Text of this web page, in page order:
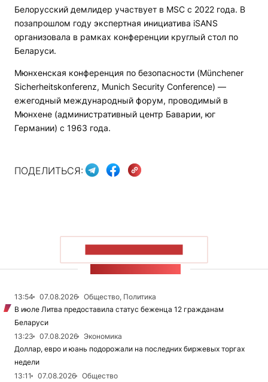
Белорусский демлидер участвует в MSC с 2022 года. В
позапрошлом году экспертная инициатива iSANS
организовала в рамках конференции круглый стол по
Беларуси.
Мюнхенская конференция по безопасности (Münchener
Sicherheitskonferenz, Munich Security Conference) —
ежегодный международный форум, проводимый в
Мюнхене (административный центр Баварии, юг
Германии) с 1963 года.
ПОДЕЛИТЬСЯ:
13:54 07.08.2026
Общество, Политика
В июле Литва предоставила статус беженца 12 гражданам
Беларуси
13:23
07.08.2026
Экономика
Доллар, евро и юань подорожали на последних биржевых торгах
недели
13:11
07.08.2026 Общество